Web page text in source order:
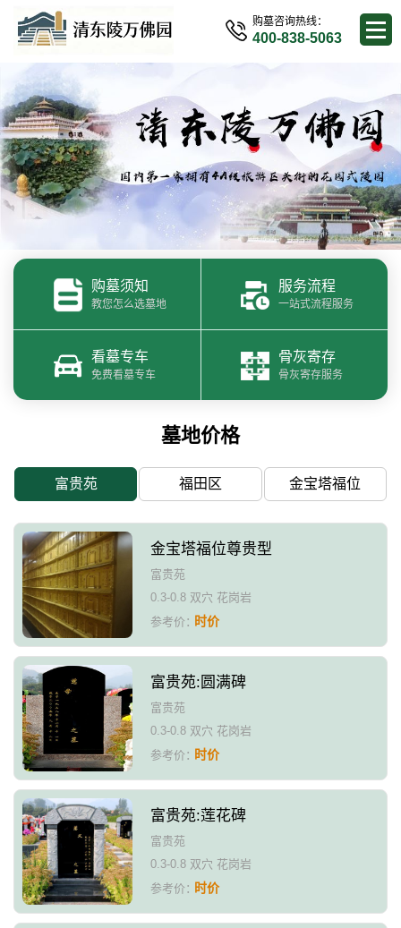
购墓咨询热线：
400-838-5063
购墓须知
教您怎么选墓地
服务流程
一站式流程服务
看墓专车
免费看墓专车
骨灰寄存
骨灰寄存服务
墓地价格
富贵苑 福田区 金宝塔福位
金宝塔福位尊贵型
富贵苑
0.3-0.8 双穴 花岗岩
参考价：时价
富贵苑:圆满碑
富贵苑
0.3-0.8 双穴 花岗岩
参考价：时价
富贵苑:莲花碑
富贵苑
0.3-0.8 双穴 花岗岩
参考价：时价